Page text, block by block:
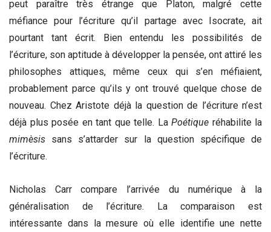
peut paraître très étrange que Platon, malgré cette
méfiance pour l’écriture qu’il partage avec Isocrate, ait
pourtant tant écrit. Bien entendu les possibilités de
l’écriture, son aptitude à développer la pensée, ont attiré les
philosophes attiques, même ceux qui s’en méfiaient,
probablement parce qu’ils y ont trouvé quelque chose de
nouveau. Chez Aristote déjà la question de l’écriture n’est
déjà plus posée en tant que telle. La Poétique réhabilite la
mimèsis sans s’attarder sur la question spécifique de
l’écriture.
Nicholas Carr compare l’arrivée du numérique à la
généralisation de l’écriture. La comparaison est
intéressante dans la mesure où elle identifie une nette